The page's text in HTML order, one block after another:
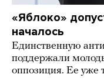
«Яблоко»
началось
Единственную
поддержали
оппозиция. Ее уже